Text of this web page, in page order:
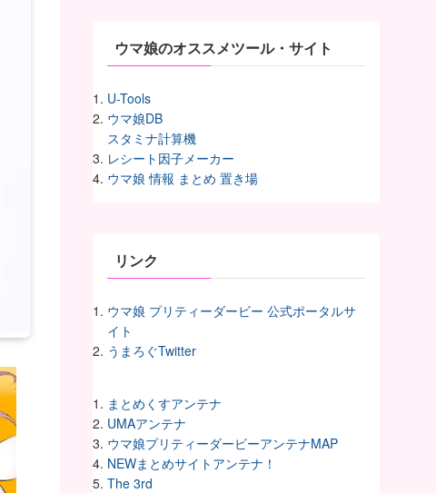
ウマ娘のオススメツール・サイト
U-Tools
ウマ娘DB
スタミナ計算機
レシート因子メーカー
ウマ娘 情報 まとめ 置き場
リンク
ウマ娘 プリティーダービー 公式ポータルサ
イト
うまろぐTwitter
まとめくすアンテナ
UMAアンテナ
ウマ娘プリティーダービーアンテナMAP
NEWまとめサイトアンテナ！
The 3rd